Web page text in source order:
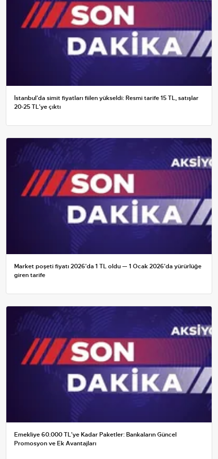
İstanbul'da simit fiyatları fiilen yükseldi: Resmi tarife 15 TL, satışlar
20-25 TL'ye çıktı
Market poşeti fiyatı 2026'da 1 TL oldu — 1 Ocak 2026'da yürürlüğe
giren tarife
Emekliye 60.000 TL'ye Kadar Paketler: Bankaların Güncel
Promosyon ve Ek Avantajları